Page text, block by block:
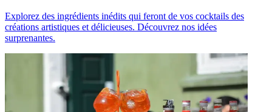
Explorez des ingrédients inédits qui feront de vos cocktails des
créations artistiques et délicieuses. Découvrez nos idées
surprenantes.